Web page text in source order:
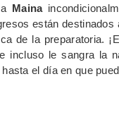
Maina
están destinados
de la preparatoria.
incluso le sangra la
el día en que